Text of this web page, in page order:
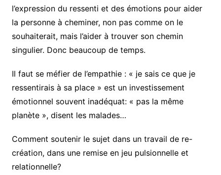
l’expression du ressenti et des émotions pour aider
la personne à cheminer, non pas comme on le
souhaiterait, mais l’aider à trouver son chemin
singulier. Donc beaucoup de temps.
Il faut se méfier de l’empathie : « je sais ce que je
ressentirais à sa place » est un investissement
émotionnel souvent inadéquat: « pas la même
planète », disent les malades…
Comment soutenir le sujet dans un travail de re-
création, dans une remise en jeu pulsionnelle et
relationnelle?